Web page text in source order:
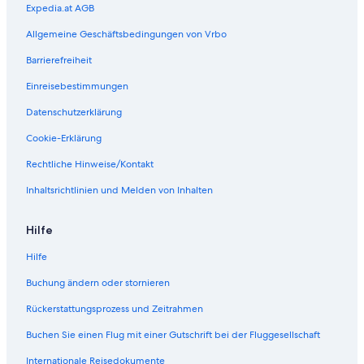
Expedia.at AGB
Allgemeine Geschäftsbedingungen von Vrbo
Barrierefreiheit
Einreisebestimmungen
Datenschutzerklärung
Cookie-Erklärung
Rechtliche Hinweise/Kontakt
Inhaltsrichtlinien und Melden von Inhalten
Hilfe
Hilfe
Buchung ändern oder stornieren
Rückerstattungsprozess und Zeitrahmen
Buchen Sie einen Flug mit einer Gutschrift bei der Fluggesellschaft
Internationale Reisedokumente